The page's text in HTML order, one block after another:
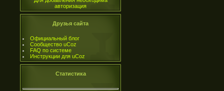
авторизация
Друзья сайта
Официальный блог
Сообщество uCoz
FAQ по системе
Инструкции для uCoz
Статистика